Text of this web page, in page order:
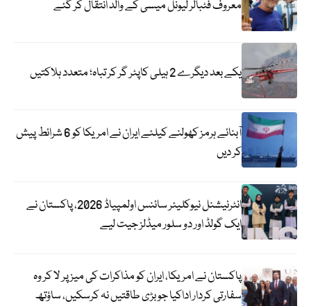
معروف فٹبالر لیونل میسی کے والد انتقال کر گئے
یکے بعد دیگرے 2 ہیلی کاپٹر گر کر تباہ؛ متعدد ہلاکتیں
آبنائے ہرمز کھولنے کیلئے ایران نے امریکا کو 6 شرائط پیش
کر دیں
انٹرنیشنل نیوکلیئر سائنس اولمپیاڈ 2026، پاکستان نے
ایک گولڈ اور دو سلور میڈلز جیت لیے
پاکستان نے امریکا، ایران کو مذاکرات کی میز پر لا کر وہ
سفارتی کردار اداکیا جو بڑی طاقتیں نہ کرسکیں، ساؤتھ